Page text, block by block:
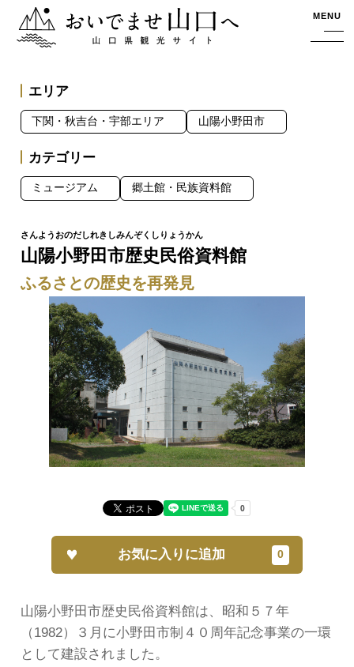
おいでませ山口へー山口県観光サイト MENU
山陽小野田市歴史民俗資料館
ふるさとの歴史を再発見
山陽小野田市歴史民俗資料館は、昭和５７年
（1982）３月に小野田市制４０周年記念事業の一環
として建設されました。
お気に入りに追加
エリア
下関・秋吉台・宇部エリア 山陽小野田市
カテゴリー
ミュージアム 郷土館・民族資料館